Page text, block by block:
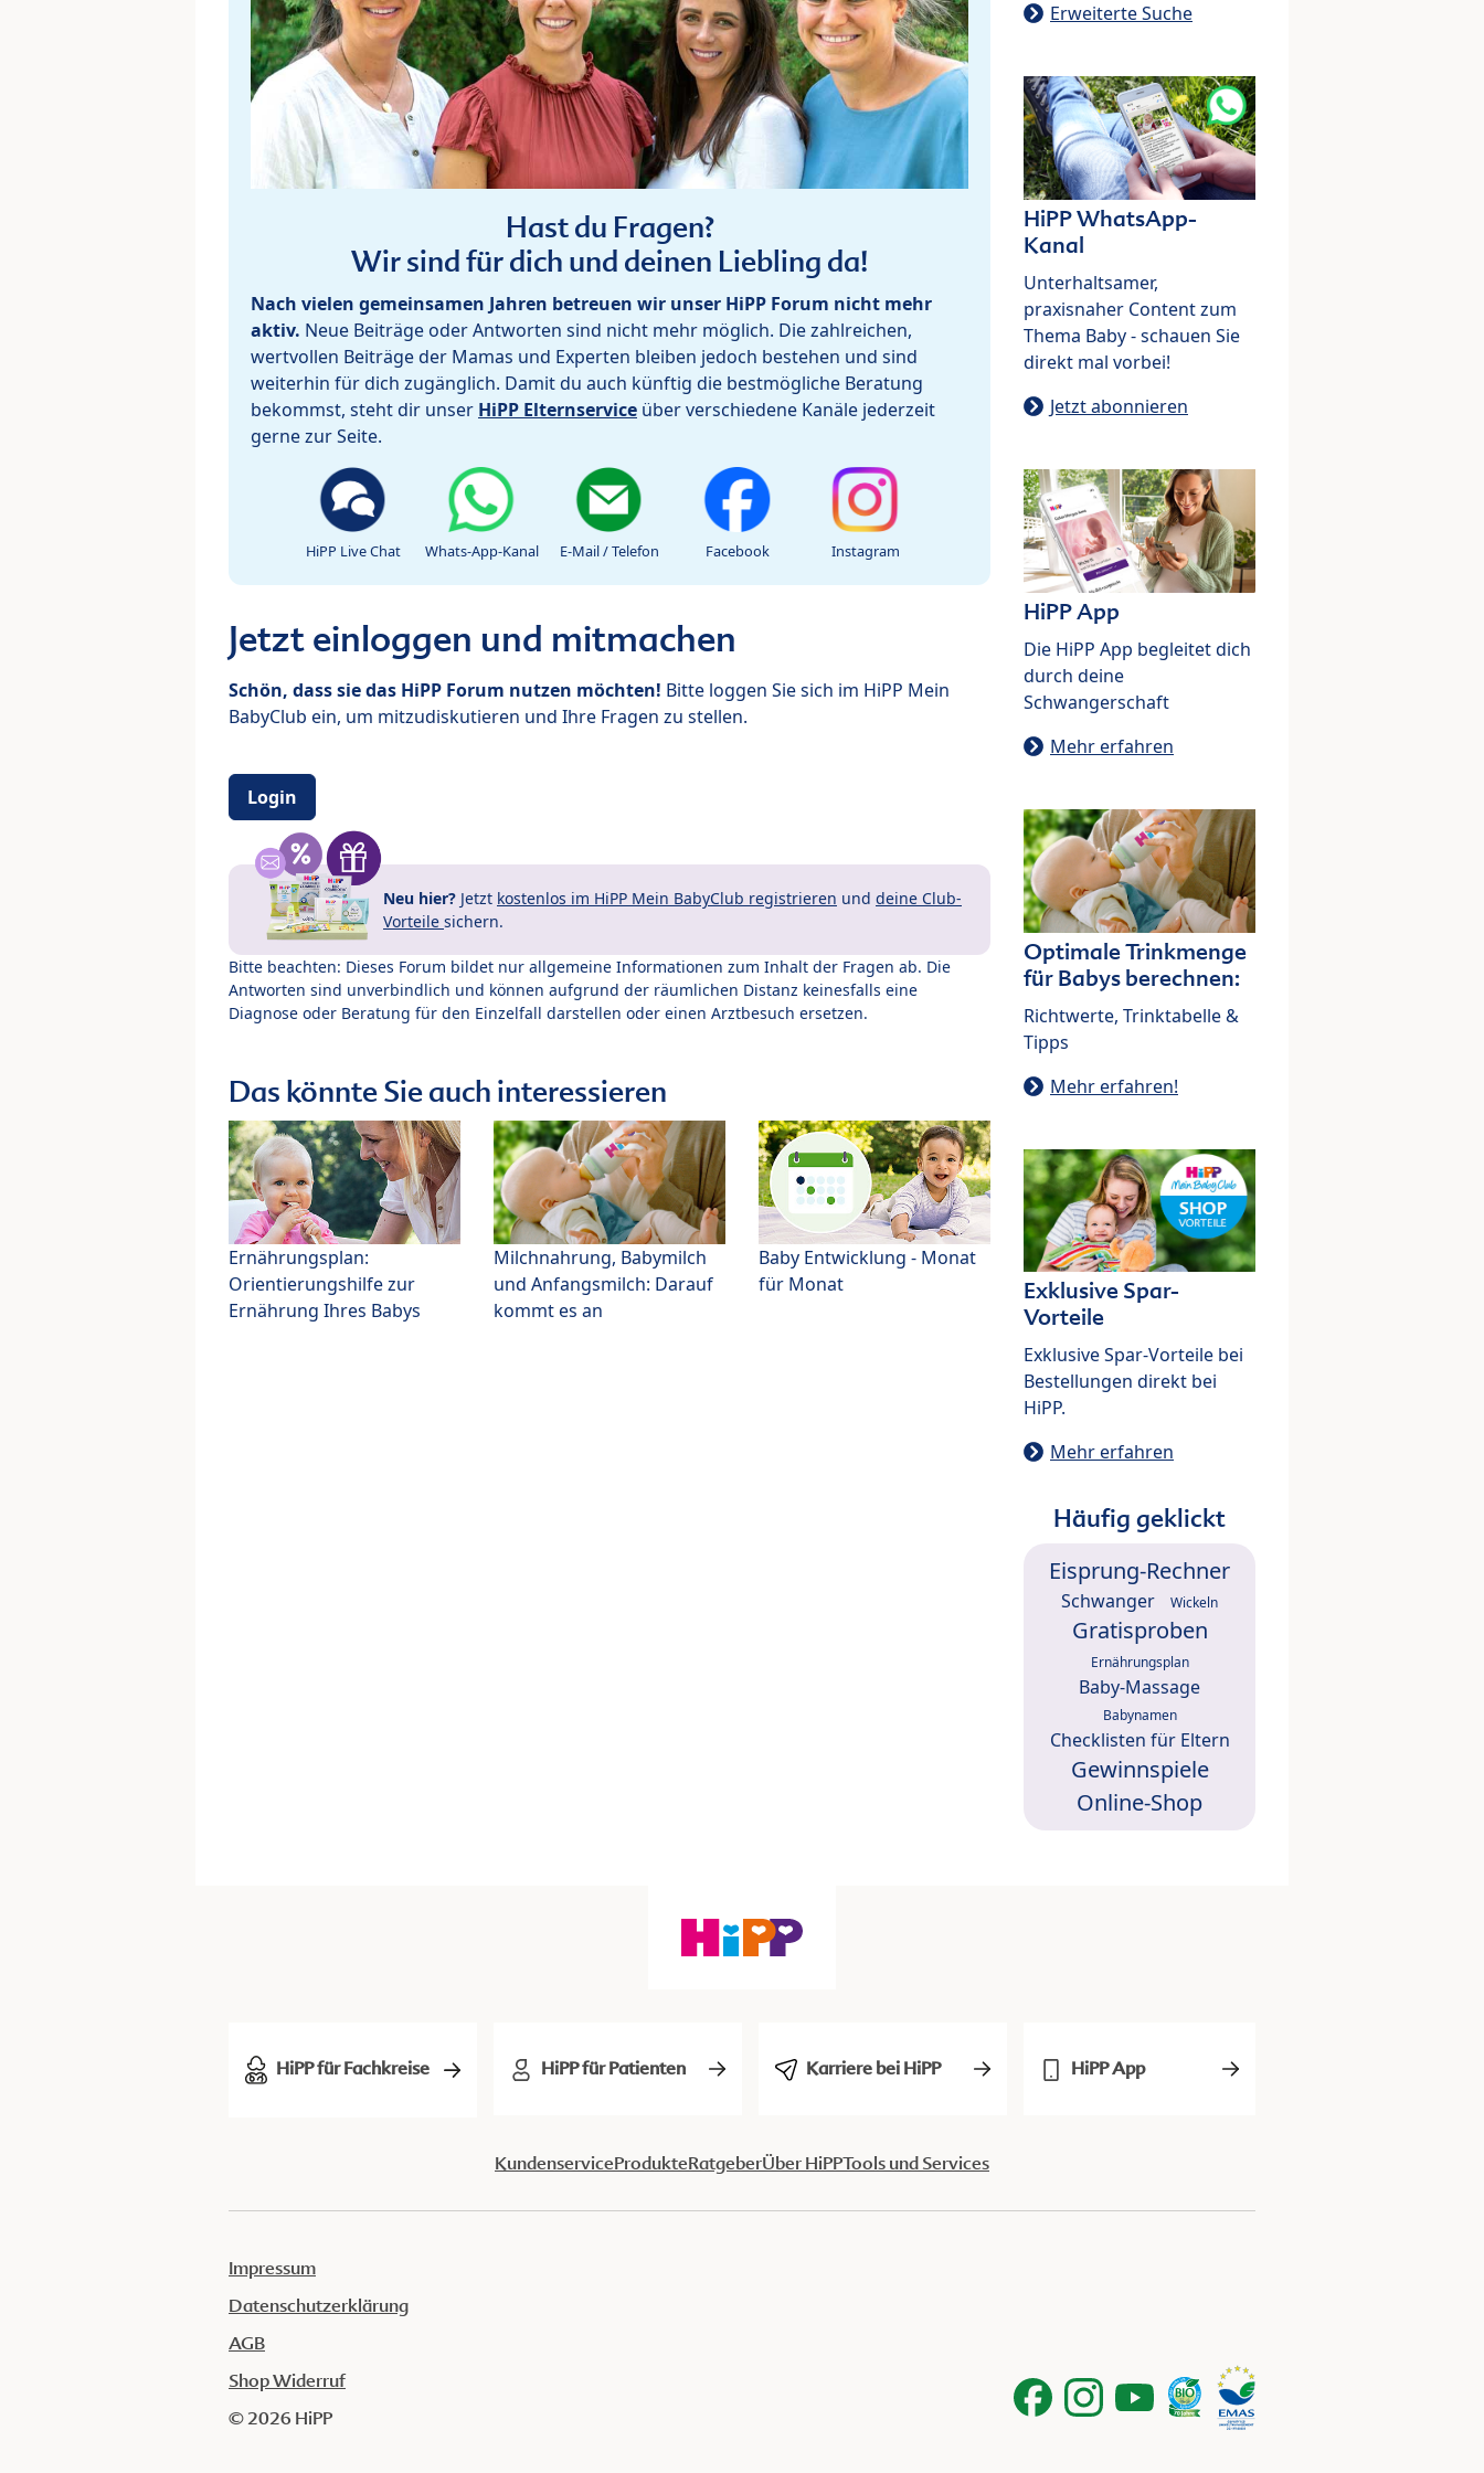
Hast du Fragen?
Wir sind für dich und deinen Liebling da!
Nach vielen gemeinsamen Jahren betreuen wir unser HiPP Forum nicht mehr
aktiv. Neue Beiträge oder Antworten sind nicht mehr möglich. Die zahlreichen,
wertvollen Beiträge der Mamas und Experten bleiben jedoch bestehen und sind
weiterhin für dich zugänglich. Damit du auch künftig die bestmögliche Beratung
bekommst, steht dir unser HiPP Elternservice über verschiedene Kanäle jederzeit
gerne zur Seite.
HiPP Live Chat Whats-App-Kanal E-Mail / Telefon Facebook Instagram
Jetzt einloggen und mitmachen
Schön, dass sie das HiPP Forum nutzen möchten! Bitte loggen Sie sich im HiPP Mein
BabyClub ein, um mitzudiskutieren und Ihre Fragen zu stellen.
Login
Neu hier? Jetzt kostenlos im HiPP Mein BabyClub registrieren und deine Club-
Vorteile sichern.
Bitte beachten: Dieses Forum bildet nur allgemeine Informationen zum Inhalt der Fragen ab. Die
Antworten sind unverbindlich und können aufgrund der räumlichen Distanz keinesfalls eine
Diagnose oder Beratung für den Einzelfall darstellen oder einen Arztbesuch ersetzen.
Das könnte Sie auch interessieren
Ernährungsplan:
Orientierungshilfe zur
Ernährung Ihres Babys
Milchnahrung, Babymilch
und Anfangsmilch: Darauf
kommt es an
Baby Entwicklung - Monat
für Monat
Erweiterte Suche
HiPP WhatsApp-
Kanal
Unterhaltsamer,
praxisnaher Content zum
Thema Baby - schauen Sie
direkt mal vorbei!
Jetzt abonnieren
HiPP App
Die HiPP App begleitet dich
durch deine
Schwangerschaft
Mehr erfahren
Optimale Trinkmenge
für Babys berechnen:
Richtwerte, Trinktabelle &
Tipps
Mehr erfahren!
Exklusive Spar-
Vorteile
Exklusive Spar-Vorteile bei
Bestellungen direkt bei
HiPP.
Mehr erfahren
Häufig geklickt
Eisprung-Rechner
Schwanger Wickeln
Gratisproben
Ernährungsplan
Baby-Massage
Babynamen
Checklisten für Eltern
Gewinnspiele
Online-Shop
HiPP für Fachkreise HiPP für Patienten Karriere bei HiPP HiPP App
KundenserviceProdukteRatgeberÜber HiPPTools und Services
Impressum
Datenschutzerklärung
AGB
Shop Widerruf
© 2026 HiPP